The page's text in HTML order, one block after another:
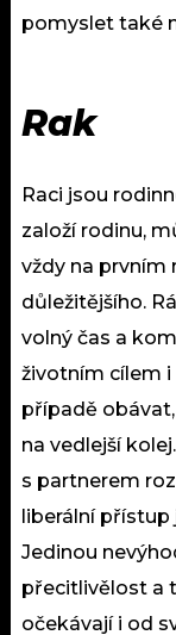
pomyslet také
Rak
Raci jsou
založí rodinu,
vždy na prvním
důležitějšího.
volný čas a
životním cílem
případě
na vedlejší
s partnerem
liberální přístup
Jedinou
přecitlivělost a
očekávají i od